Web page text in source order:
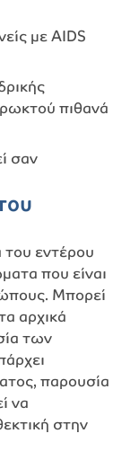
με AIDS
πιθανά
σαν
του εντέρου
που είναι
Μπορεί
αρχικά
των
παρουσία
να
στην